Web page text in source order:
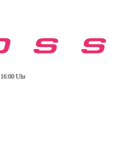
Uhr